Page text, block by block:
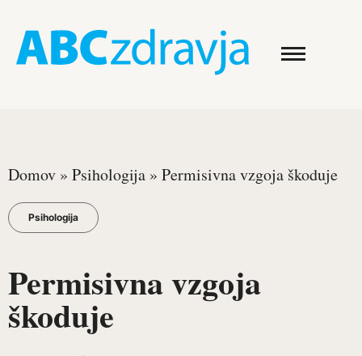
Domov » Psihologija » Permisivna vzgoja škoduje
Psihologija
Permisivna vzgoja
škoduje